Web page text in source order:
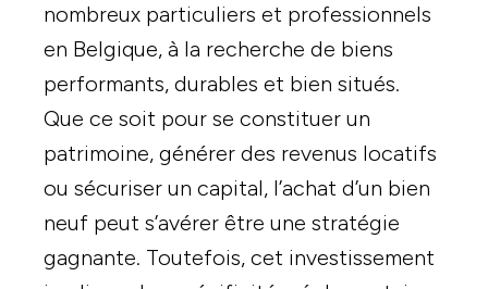
nombreux particuliers et professionnels
en Belgique, à la recherche de biens
performants, durables et bien situés.
Que ce soit pour se constituer un
patrimoine, générer des revenus locatifs
ou sécuriser un capital, l’achat d’un bien
neuf peut s’avérer être une stratégie
gagnante. Toutefois, cet investissement